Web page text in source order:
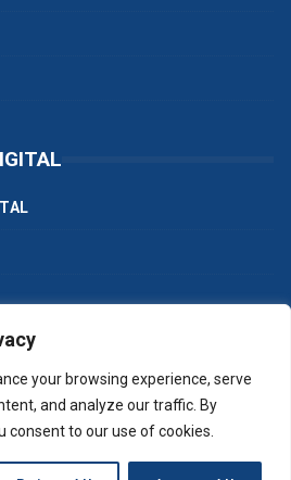
your browsing experience, serve
and analyze our traffic. By
consent to our use of cookies.
news on the Internet. An Aragonese
vision in digital.